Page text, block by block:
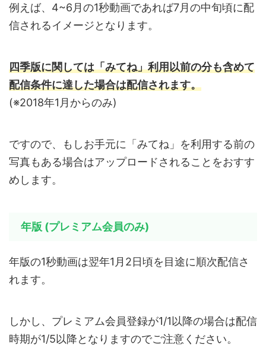
例えば、4~6月の1秒動画であれば7月の中旬頃に配
信されるイメージとなります。
四季版に関しては「みてね」利用以前の分も含めて
配信条件に達した場合は配信されます。
(※2018年1月からのみ)
ですので、もしお手元に「みてね」を利用する前の
写真もある場合はアップロードされることをおすす
めします。
年版 (プレミアム会員のみ)
年版の1秒動画は翌年1月2日頃を目途に順次配信さ
れます。
しかし、プレミアム会員登録が1/1以降の場合は配信
時期が1/5以降となりますのでご注意ください。